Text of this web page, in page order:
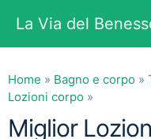
contenuto
La Via del
Home » Bagno e corpo »
Lozioni corpo »
Miglior